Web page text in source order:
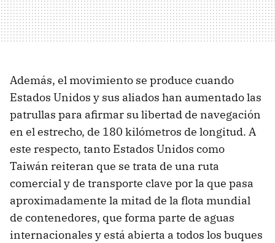
Además, el movimiento se produce cuando
Estados Unidos y sus aliados han aumentado las
patrullas para afirmar su libertad de navegación
en el estrecho, de 180 kilómetros de longitud. A
este respecto, tanto Estados Unidos como
Taiwán reiteran que se trata de una ruta
comercial y de transporte clave por la que pasa
aproximadamente la mitad de la flota mundial
de contenedores, que forma parte de aguas
internacionales y está abierta a todos los buques